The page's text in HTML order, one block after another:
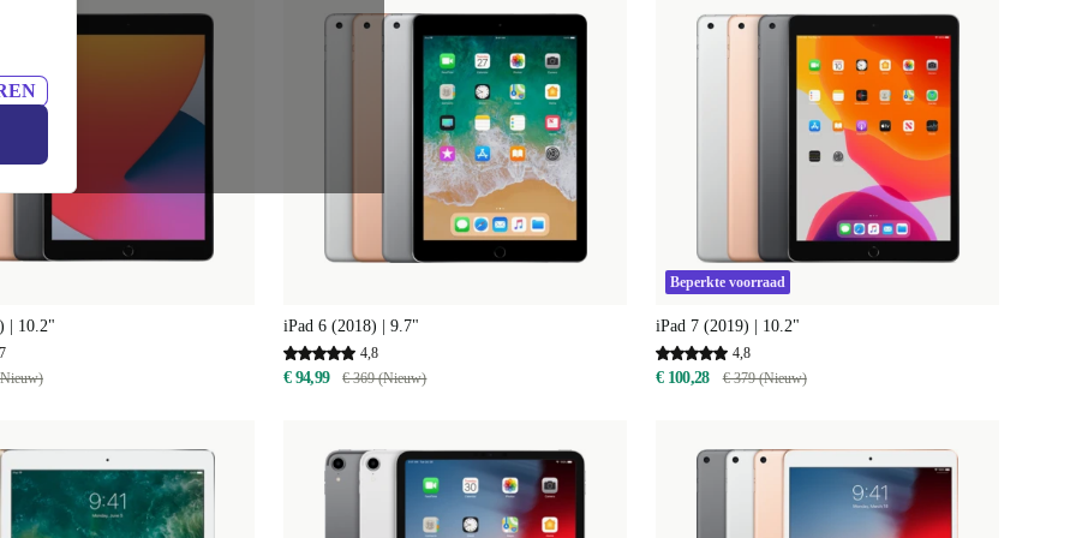
| 10.2" iPad 6 (2018) | 9.7"
4,8
€ 94,99 € 369 (Nieuw)
Beperkte voorraad
iPad 7 (2019) | 10.2"
4,8
€ 100,28 € 379 (Nieuw)